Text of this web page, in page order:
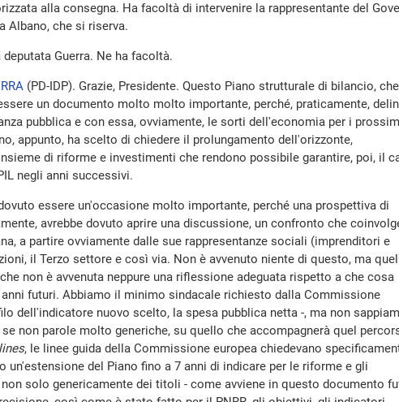
alla consegna. Ha facoltà di intervenire la rappresentante del
Albano, che si riserva.
Guerra. Ne ha facoltà.
(PD-IDP). Grazie, Presidente. Questo Piano strutturale di bilancio,
un documento molto molto importante, perché, praticamente,
pubblica e con essa, ovviamente, le sorti dell'economia per i
appunto, ha scelto di chiedere il prolungamento dell'orizzonte,
di riforme e investimenti che rendono possibile garantire, poi, il
negli anni successivi.
essere un'occasione molto importante, perché una prospettiva di
avrebbe dovuto aprire una discussione, un confronto che
a partire ovviamente dalle sue rappresentanze sociali (imprenditori e
il Terzo settore e così via. Non è avvenuto niente di questo, ma
non è avvenuta neppure una riflessione adeguata rispetto a che cosa
futuri. Abbiamo il minimo sindacale richiesto dalla Commissione
dell'indicatore nuovo scelto, la spesa pubblica netta -, ma non
non parole molto generiche, su quello che accompagnerà quel
, le linee guida della Commissione europea chiedevano
un'estensione del Piano fino a 7 anni di indicare per le riforme e gli
solo genericamente dei titoli - come avviene in questo documento